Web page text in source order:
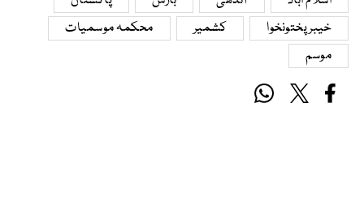
خیبرپختونخوا
کشمیر
محکمہ موسمیات
موسم